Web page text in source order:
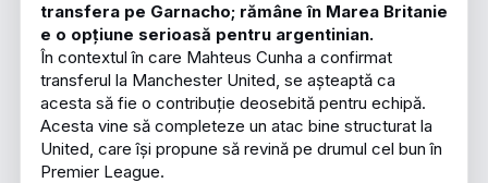
transfera pe Garnacho; rămâne în Marea Britanie
e o opțiune serioasă pentru argentinian.
În contextul în care Mahteus Cunha a confirmat
transferul la Manchester United, se așteaptă ca
acesta să fie o contribuție deosebită pentru echipă.
Acesta vine să completeze un atac bine structurat la
United, care își propune să revină pe drumul cel bun în
Premier League.